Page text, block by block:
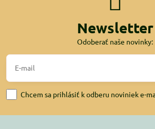
Newsletter
Odoberať naše novinky:
Chcem sa prihlásiť k odberu noviniek e-